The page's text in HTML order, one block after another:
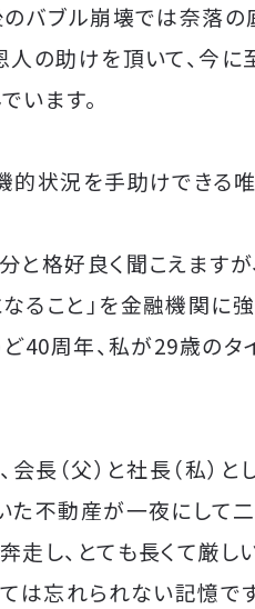
のバブル崩壊では奈落
人の助けを頂いて、今に
います。
的状況を手助けできる
と格好良く聞こえますが
ること」を金融機関に
ど40周年、私が29歳のタ
長（父）と社長（私）と
た不動産が一夜にして
走し、とても長くて厳し
は忘れられない記憶で